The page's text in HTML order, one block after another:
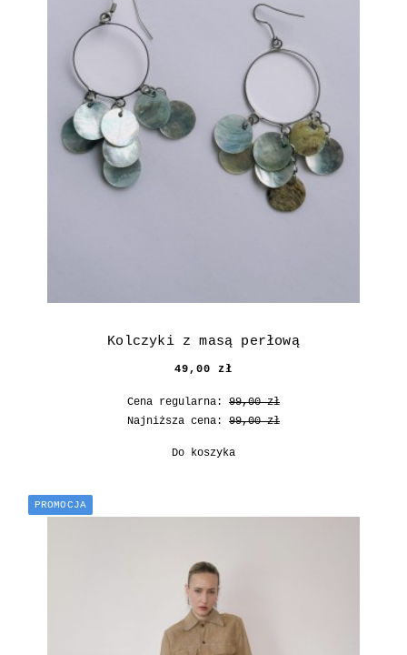
Kolczyki z masą perłową
49,00 zł
Cena regularna: 99,00 zł
Najniższa cena: 99,00 zł
Do koszyka
PROMOCJA